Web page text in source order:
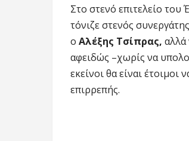
Στο στενό επιτελείο
τόνιζε στενός
ο Αλέξης Τσίπρας, αλλά
αφειδώς –χωρίς να
εκείνοι θα είναι
επιρρεπής.